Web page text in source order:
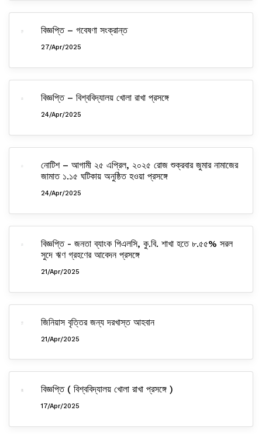
বিজ্ঞপ্তি – গবেষণা সংক্রান্ত
27/Apr/2025
বিজ্ঞপ্তি – বিশ্ববিদ্যালয় খোলা রাখা প্রসঙ্গে
24/Apr/2025
নোটিশ – আগামী ২৫ এপ্রিল, ২০২৫ রোজ শুক্রবার জুমার নামাজের
জামাত ১.১৫ ঘটিকায় অনুষ্ঠিত হওয়া প্রসঙ্গে
24/Apr/2025
বিজ্ঞপ্তি - জনতা ব্যাংক পিএলসি, কু.বি. শাখা হতে ৮.৫৫% সরল
সুদে ঋণ গ্রহণের আবেদন প্রসঙ্গে
21/Apr/2025
জিনিয়াস বৃত্তির জন্য দরখাস্ত আহবান
21/Apr/2025
বিজ্ঞপ্তি ( বিশ্ববিদ্যালয় খোলা রাখা প্রসঙ্গে )
17/Apr/2025